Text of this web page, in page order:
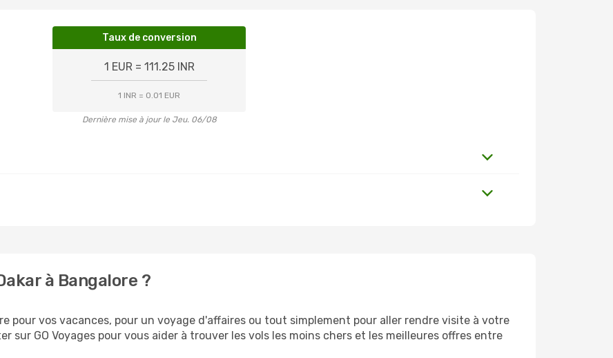
Taux de conversion
1 EUR = 111.25 INR
1 INR = 0.01 EUR
Dernière mise à jour le Jeu. 06/08
à Bangalore ?
pour vos vacances, pour un voyage d'affaires ou tout simplement pour aller rendre visite à votre
sur GO Voyages pour vous aider à trouver les vols les moins chers et les meilleures offres entre